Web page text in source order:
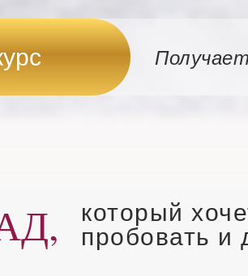
который
пробовать и